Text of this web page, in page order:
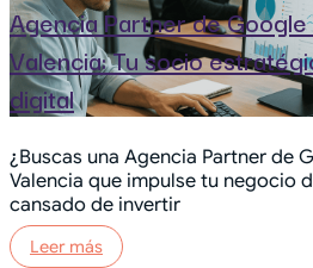
Agencia Partner de
Valencia: Tu socio
digital
¿Buscas una Agencia Partner de
Valencia que impulse tu negocio
cansado de invertir
Leer más